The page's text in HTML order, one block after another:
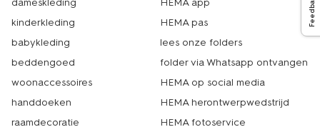
Feedback
dameskleding
kinderkleding
babykleding
beddengoed
woonaccessoires
handdoeken
raamdecoratie
HEMA app
HEMA pas
lees onze folders
folder via Whatsapp ontvangen
HEMA op social media
HEMA herontwerpwedstrijd
HEMA fotoservice